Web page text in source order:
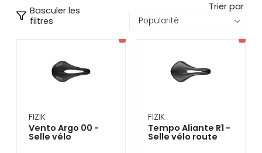
servir
de
toucher
glisser.
Basculer les
filtres
Trier par
FIZIK
Vento Argo 00 -
Selle vélo
FIZIK
Tempo Aliante R1 -
Selle vélo route